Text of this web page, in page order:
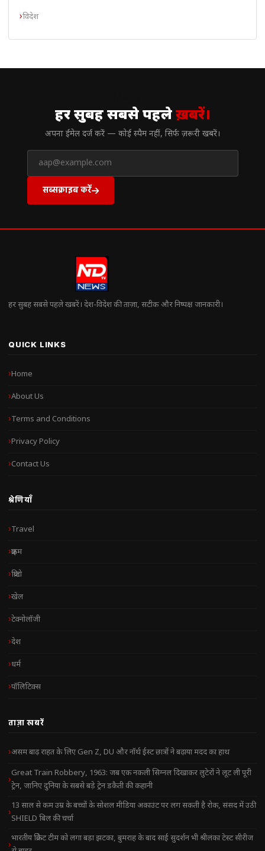
विदेश
हर सुबह सबसे पहलेख़बरें।
अपना ईमेल दर्ज करें — कोई स्पैम नहीं, सिर्फ ज़रूरी खबरें।
सब्सक्राइब करें
हर सुबह सबसे पहले खबरें। देश-विदेश की ताज़ा, सटीक और निष्पक्ष जानकारी।
QUICK LINKS
Home
About Us
Terms and Conditions
Privacy Policy
Contact Us
श्रेणियाँ
Travel
क्राइम
क्रिप्टो
खेल
टेक्नोलॉजी
देश
धर्म
पॉलिटिक्स
ताज़ा खबरें
असम बाढ़ राहत के लिए Gen Z, DU और नॉर्थ ईस्ट छात्रों ने बढ़ाया मदद का हाथ
Great Train Robbery, 1963: जब एक नकली सिग्नल दिखाकर लुटेरों ने लूट ली पूरी
ट्रेन, जानिए दुनिया के सबसे बड़े ट्रेन डकैती की कहानी
13 साल से कम उम्र के बच्चों के सोशल मीडिया अकाउंट पर लग सकती है रोक, संसद में उठी
SHIELD बिल की चर्चा
भारतीय क्रिकेट टीम को लगा बड़ा झटका, बुमराह के बाद साई सुदर्शन भी श्रीलंका टेस्ट सीरीज